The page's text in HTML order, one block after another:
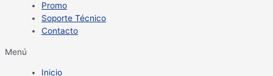
Promo
Soporte Técnico
Contacto
Menú
Inicio